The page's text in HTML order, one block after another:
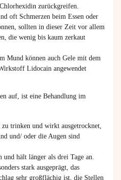
zurückgreifen.
oft Schmerzen beim Essen oder
sollten in dieser Zeit vor allem
die wenig bis kaum zerkaut
Mund können auch Gele mit dem
Lidocain angewendet
auf, ist eine Behandlung im
trinken und wirkt ausgetrocknet,
und/ oder die Augen sind
und hält länger als drei Tage an.
stark ausgeprägt, das
sehr großflächig ist, die Stellen